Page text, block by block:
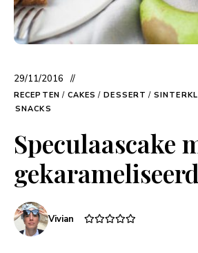
29/11/2016
RECEPTEN / CAKES / DESSERT /
SNACKS
Speculaascake
Vivian